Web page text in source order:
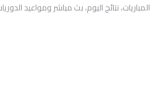
نتائج اليوم، بث مباشر